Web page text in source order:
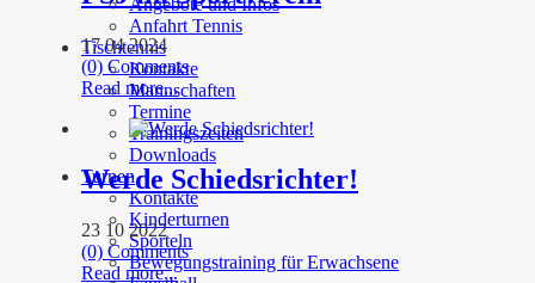
Angebote und Infos
Anfahrt Tennis
Tischtennis
Kontakte
Mannschaften
Termine
Trainingszeiten
Downloads
Turnen
Kontakte
Kinderturnen
Sporteln
Bewegungstraining für Erwachsene
17 04 2024
(0) Comments
Read more...
Werde Schiedsrichter!
23 10 2022
(0) Comments
Read more...